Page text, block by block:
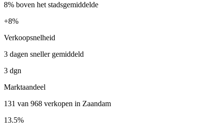
8% boven het stadsgemiddelde
+8%
Verkoopsnelheid
3 dagen sneller gemiddeld
3 dgn
Marktaandeel
131 van 968 verkopen in Zaandam
13.5%